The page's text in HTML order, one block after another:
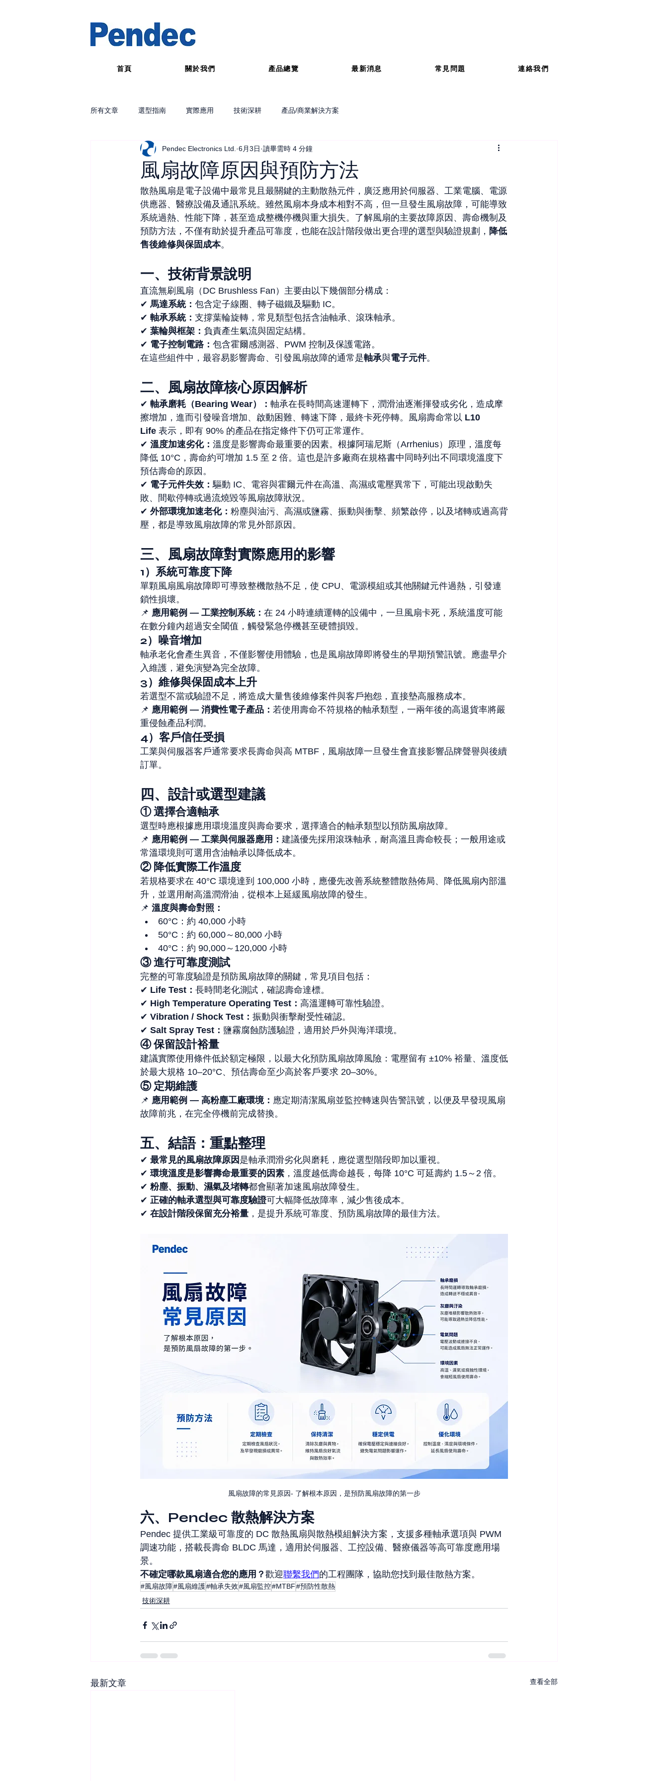
首頁 關於我們 產品總覽 最新消息 常見問題 連絡我們
所有文章 選型指南 實際應用 技術深耕 產品/商業解決方案
風扇故障原因與預防方法
Pendec Electronics Ltd. 6月3日 讀畢需時 4 分鐘
散熱風扇是電子設備中最常見且最關鍵的主動散熱元件，廣泛應用於伺服器、工業電腦、電源
供應器、醫療設備及通訊系統。雖然風扇本身成本相對不高，但一旦發生風扇故障，可能導致
系統過熱、性能下降，甚至造成整機停機與重大損失。了解風扇的主要故障原因、壽命機制及
預防方法，不僅有助於提升產品可靠度，也能在設計階段做出更合理的選型與驗證規劃， 降低
售後維修與保固成本。
一、技術背景說明
直流無刷風扇（DC Brushless Fan）主要由以下幾個部分構成：
✔ 馬達系統： 包含定子線圈、轉子磁鐵及驅動 IC。
✔ 軸承系統： 支撐葉輪旋轉，常見類型包括含油軸承、滾珠軸承。
✔ 葉輪與框架： 負責產生氣流與固定結構。
✔ 電子控制電路： 包含霍爾感測器、PWM 控制及保護電路。
在這些組件中，最容易影響壽命、引發風扇故障的通常是軸承與電子元件。
二、風扇故障核心原因解析
✔ 軸承磨耗（Bearing Wear）： 軸承在長時間高速運轉下，潤滑油逐漸揮發或劣化，造成摩
擦增加，進而引發噪音增加、啟動困難、轉速下降，最終卡死停轉。風扇壽命常以 L10
Life 表示，即有 90% 的產品在指定條件下仍可正常運作。
✔ 溫度加速劣化： 溫度是影響壽命最重要的因素。根據阿瑞尼斯（Arrhenius）原理，溫度每
降低 10°C，壽命約可增加 1.5 至 2 倍。這也是許多廠商在規格書中同時列出不同環境溫度下
預估壽命的原因。
✔ 電子元件失效：驅動 IC、電容與霍爾元件在高溫、高濕或電壓異常下，可能出現啟動失
敗、間歇停轉或過流燒毀等風扇故障狀況。
✔ 外部環境加速老化： 粉塵與油污、高濕或鹽霧、振動與衝擊、頻繁啟停，以及堵轉或過高背
壓，都是導致風扇故障的常見外部原因。
三、風扇故障對實際應用的影響
1）系統可靠度下降
單顆風扇風扇故障即可導致整機散熱不足，使 CPU、電源模組或其他關鍵元件過熱，引發連
鎖性損壞。
📌 應用範例 — 工業控制系統： 在 24 小時連續運轉的設備中，一旦風扇卡死，系統溫度可能
在數分鐘內超過安全閾值，觸發緊急停機甚至硬體損毀。
2）噪音增加
軸承老化會產生異音，不僅影響使用體驗，也是風扇故障即將發生的早期預警訊號。應盡早介
入維護，避免演變為完全故障。
3）維修與保固成本上升
若選型不當或驗證不足，將造成大量售後維修案件與客戶抱怨，直接墊高服務成本。
📌 應用範例 — 消費性電子產品： 若使用壽命不符規格的軸承類型，一兩年後的高退貨率將嚴
重侵蝕產品利潤。
4）客戶信任受損
工業與伺服器客戶通常要求長壽命與高 MTBF，風扇故障一旦發生會直接影響品牌聲譽與後續
訂單。
四、設計或選型建議
① 選擇合適軸承
選型時應根據應用環境溫度與壽命要求，選擇適合的軸承類型以預防風扇故障。
📌 應用範例 — 工業與伺服器應用： 建議優先採用滾珠軸承，耐高溫且壽命較長；一般用途或
常溫環境則可選用含油軸承以降低成本。
② 降低實際工作溫度
若規格要求在 40°C 環境達到 100,000 小時，應優先改善系統整體散熱佈局、降低風扇內部溫
升，並選用耐高溫潤滑油，從根本上延緩風扇故障的發生。
📌 溫度與壽命對照：
60°C：約 40,000 小時
50°C：約 60,000～80,000 小時
40°C：約 90,000～120,000 小時
③ 進行可靠度測試
完整的可靠度驗證是預防風扇故障的關鍵，常見項目包括：
✔ Life Test： 長時間老化測試，確認壽命達標。
✔ High Temperature Operating Test： 高溫運轉可靠性驗證。
✔ Vibration / Shock Test： 振動與衝擊耐受性確認。
✔ Salt Spray Test： 鹽霧腐蝕防護驗證，適用於戶外與海洋環境。
④ 保留設計裕量
建議實際使用條件低於額定極限，以最大化預防風扇故障風險：電壓留有 ±10% 裕量、溫度低
於最大規格 10–20°C、預估壽命至少高於客戶要求 20–30%。
⑤ 定期維護
📌 應用範例 — 高粉塵工廠環境： 應定期清潔風扇並監控轉速與告警訊號，以便及早發現風扇
故障前兆，在完全停機前完成替換。
五、結語：重點整理
✔ 最常見的風扇故障原因 是軸承潤滑劣化與磨耗，應從選型階段即加以重視。
✔ 環境溫度是影響壽命最重要的因素 ，溫度越低壽命越長，每降 10°C 可延壽約 1.5～2 倍。
✔ 粉塵、振動、濕氣及堵轉都會顯著加速風扇故障發生。
✔ 正確的軸承選型與可靠度驗證可大幅降低故障率，減少售後成本。
✔ 在設計階段保留充分裕量 ，是提升系統可靠度、預防風扇故障的最佳方法。
風扇故障的常見原因- 了解根本原因，是預防風扇故障的第一步
六、Pendec 散熱解決方案
Pendec 提供工業級可靠度的 DC 散熱風扇與散熱模組解決方案，支援多種軸承選項與 PWM
調速功能，搭載長壽命 BLDC 馬達，適用於伺服器、工控設備、醫療儀器等高可靠度應用場
景。
不確定哪款風扇適合您的應用？ 歡迎聯繫我們的工程團隊，協助您找到最佳散熱方案。
#風扇故障#風扇維護#軸承失效#風扇監控#MTBF#預防性散熱
技術深耕
最新文章 查看全部